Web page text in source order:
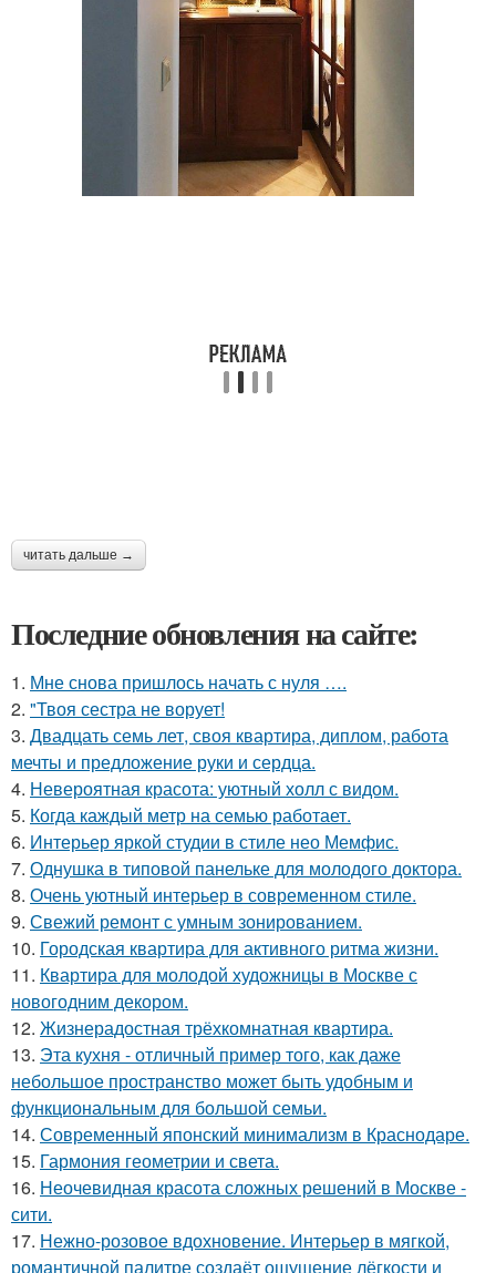
читать дальше →
Последние обновления на сайте:
1. Мне снова пришлось начать с нуля ….
2. "Твоя сестра не ворует!
3. Двадцать семь лет, своя квартира, диплом, работа
мечты и предложение руки и сердца.
4. Невероятная красота: уютный холл с видом.
5. Когда каждый метр на семью работает.
6. Интерьер яркой студии в стиле нео Мемфис.
7. Однушка в типовой панельке для молодого доктора.
8. Очень уютный интерьер в современном стиле.
9. Свежий ремонт с умным зонированием.
10. Городская квартира для активного ритма жизни.
11. Квартира для молодой художницы в Москве с
новогодним декором.
12. Жизнерадостная трёхкомнатная квартира.
13. Эта кухня - отличный пример того, как даже
небольшое пространство может быть удобным и
функциональным для большой семьи.
14. Современный японский минимализм в Краснодаре.
15. Гармония геометрии и света.
16. Неочевидная красота сложных решений в Москве -
сити.
17. Нежно-розовое вдохновение. Интерьер в мягкой,
романтичной палитре создаёт ощущение лёгкости и